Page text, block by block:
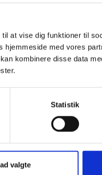
at vise dig funktioner til
med vores
kombinere disse data
Statistik
valgte
TIL BRUG
i Taastrup er ved